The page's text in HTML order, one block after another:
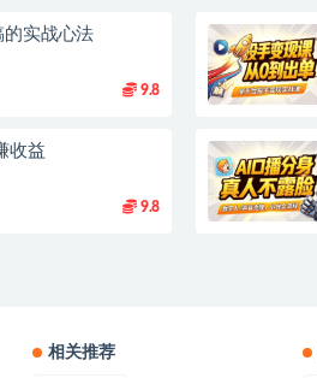
的实战心法
9.8
收益
9.8
相关推荐